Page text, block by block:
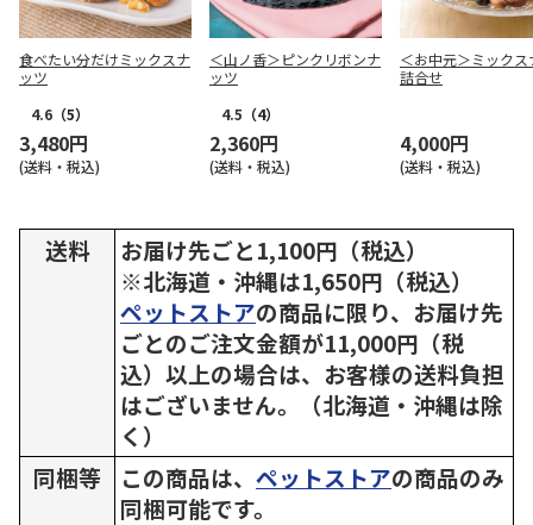
食べたい分だけミックスナ
ッツ
4.6 （5）
3,480円
(送料・税込)
＜山ノ香＞ピンクリボンナ
ッツ
4.5 （4）
2,360円
(送料・税込)
＜お中元＞ミックス
詰合せ
4,000円
(送料・税込)
送料
お届け先ごと1,100円（税込）
※北海道・沖縄は1,650円（税込）
ペットストアの商品に限り、お届け先
ごとのご注文金額が11,000円（税
込）以上の場合は、お客様の送料負担
はございません。（北海道・沖縄は除
く）
同梱等
この商品は、 ペットストアの商品のみ
同梱可能です。